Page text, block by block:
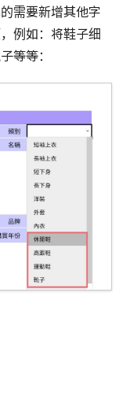
需要新增其他字
例如：将鞋子细
等等：